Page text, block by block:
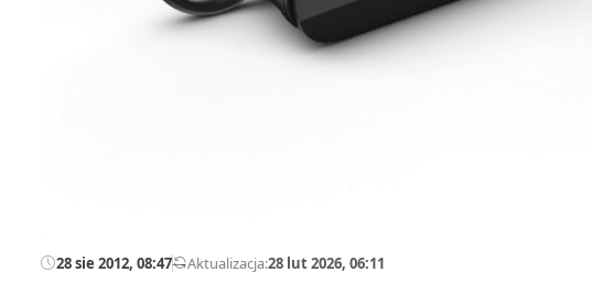
28 sie 2012, 08:47—Aktualizacja:28 lut 2026, 06:11